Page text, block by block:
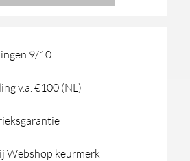
9/10
v.a. €100 (NL)
Webshop keurmerk